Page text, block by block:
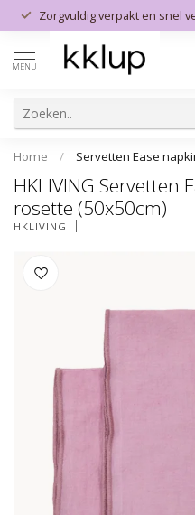
Zorgvuldig verpakt en snel
MENU
Home / Servetten Ease
HKLIVING Servetten
rosette (50x50cm)
HKLIVING